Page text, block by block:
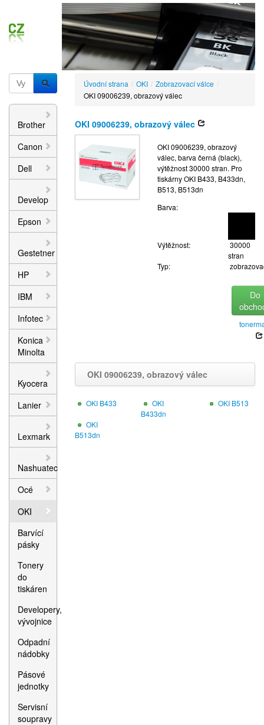
Brother
Canon
Dell
Develop
Epson
Gestetner
HP
IBM
Infotec
Konica
Minolta
Kyocera
Lanier
Lexmark
Nashuatec
Océ
OKI
Barvící
pásky
Tonery
do
tiskáren
Developery,
vývojnice
Odpadní
nádobky
Pásové
jednotky
Servisní
soupravy
Úvodní strana / OKI / Zobrazovací válce /
OKI 09006239, obrazový válec
OKI 09006239, obrazový válec
OKI 09006239, obrazový
válec, barva černá (black),
výtěžnost 30000 stran. Pro
tiskárny OKI B433, B433dn,
B513, B513dn
Barva:
Výtěžnost:
30000
stran
Typ:
Do
OKI 09006239, obrazový válec
OKI B433
OKI
B433dn
OKI B513
OKI
B513dn